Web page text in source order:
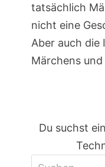
tatsächlich
nicht eine
Aber auch die
Märchens
Du suchst